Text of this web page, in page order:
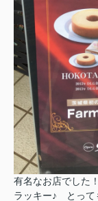
有名なお店でした
ラッキー♪ とって